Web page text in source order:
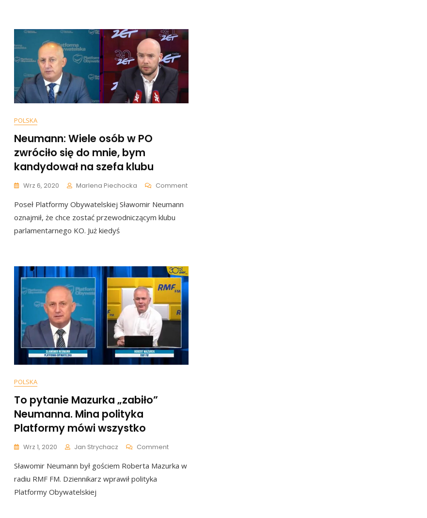
Wpadką
U
Mazurka
POLSKA
Neumann: Wiele osób w PO
zwróciło się do mnie, bym
kandydował na szefa klubu
Wrz 6, 2020 Marlena Piechocka CommentOn
Mnie,
Bym
Kandydował
Na
Poseł Platformy Obywatelskiej Sławomir Neumann
oznajmił, że chce zostać przewodniczącym klubu
parlamentarnego KO. Już kiedyś
POLSKA
To pytanie Mazurka „zabiło”
Neumanna. Mina polityka
Platformy mówi wszystko
Wrz 1, 2020 Jan Strychacz CommentOn
Pytanie
Sławomir Neumann był gościem Roberta Mazurka w
radiu RMF FM. Dziennikarz wprawił polityka
Platformy Obywatelskiej